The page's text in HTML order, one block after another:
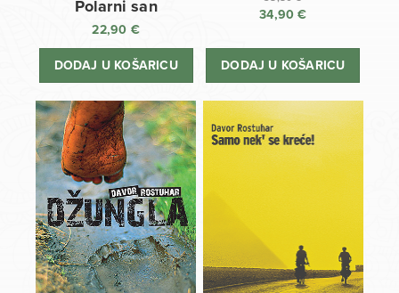
Polarni san
22,90 €
DODAJ U KOŠARICU
Izvorna
bila
34,90€
cijena
DODAJ U KOŠARICU